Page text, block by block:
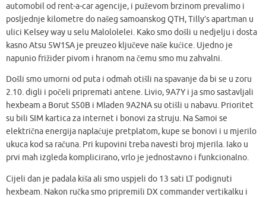
automobil od rent-a-car agencije, i puževom brzinom prevalimo i
posljednje kilometre do našeg samoanskog QTH, Tilly’s apartman u
ulici Kelsey way u selu Malololelei. Kako smo došli u nedjelju i dosta
kasno Atsu 5W1SA je preuzeo ključeve naše kućice. Ujedno je
napunio frižider pivom i hranom na čemu smo mu zahvalni.
Došli smo umorni od puta i odmah otišli na spavanje da bi se u zoru
2.10. digli i počeli pripremati antene. Livio, 9A7Y i ja smo sastavljali
hexbeam a Borut S50B i Mladen 9A2NA su otišli u nabavu. Prioritet
su bili SIM kartica za internet i bonovi za struju. Na Samoi se
električna energija naplaćuje pretplatom, kupe se bonovi i u mjerilo
ukuca kod sa računa. Pri kupovini treba navesti broj mjerila. Iako u
prvi mah izgleda komplicirano, vrlo je jednostavno i funkcionalno.
Cijeli dan je padala kiša ali smo uspjeli do 13 sati LT podignuti
hexbeam. Nakon ručka smo pripremili DX commander vertikalku i